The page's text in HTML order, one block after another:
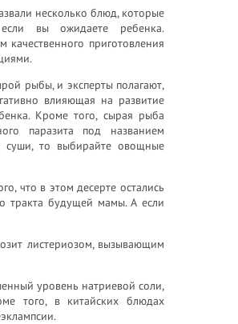
несколько блюд, которые
вы ожидаете ребенка.
приготовления
рыбы, и эксперты полагают,
влияющая на развитие
Кроме того, сырая рыба
паразита под названием
суши, то выбирайте овощные
что в этом десерте остались
тракта будущей мамы. А если
листериозом, вызывающим
уровень натриевой соли,
того, в китайских блюдах